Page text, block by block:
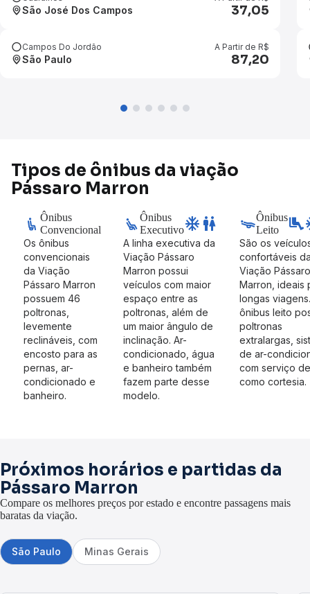
São José Dos Campos 37,05
Campos Do Jordão
São Paulo
A Partir de R$
87,20
Tipos de ônibus da viação
Pássaro Marron
Ônibus
Convencional
Os ônibus
convencionais
da Viação
Pássaro Marron
possuem 46
poltronas,
levemente
reclináveis, com
encosto para as
pernas, ar-
condicionado e
banheiro.
Ônibus
Executivoac_unit wc
A linha executiva da
Viação Pássaro
Marron possui
veículos com maior
espaço entre as
poltronas, além de
um maior ângulo de
inclinação. Ar-
condicionado, água
e banheiro também
fazem parte desse
modelo.
Ônibus
Leito
airline_seat_legroom_extra
São os
confortáveis
Viação Pássaro
Marron, ideais
longas
ônibus leito
poltronas
extralargas,
de ar-
com serviço
como cortesia.
Próximos horários e partidas da
Pássaro Marron
Compare os melhores preços por estado e encontre passagens mais
baratas da viação.
São Paulo Minas Gerais